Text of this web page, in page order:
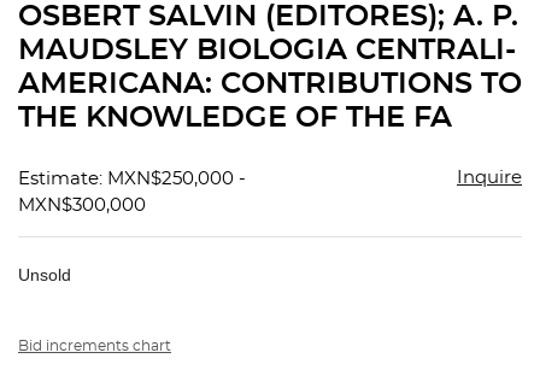
OSBERT SALVIN (EDITORES); A. P.
MAUDSLEY BIOLOGIA CENTRALI-
AMERICANA: CONTRIBUTIONS TO
THE KNOWLEDGE OF THE FA
Estimate: MXN$250,000 -
MXN$300,000
Inquire
Unsold
Bid increments chart